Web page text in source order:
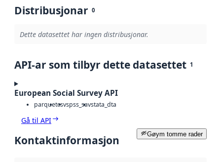
Distribusjonar 0
Dette datasettet har ingen distribusjonar.
API-ar som tilbyr dette datasettet 1
European Social Survey API
parquetcsvspss_savstata_dta
Gå til API
Gøym tomme rader
Kontaktinformasjon